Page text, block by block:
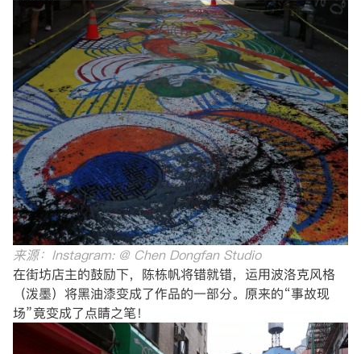
来源：Instagram: @ Chen Dongfan Studio
在街坊店主的鼓励下，陈栋帆将错就错，运用波洛克风格
（泼墨）将黑油漆变成了作品的一部分。原来的“事故现
场”竟变成了点睛之笔！